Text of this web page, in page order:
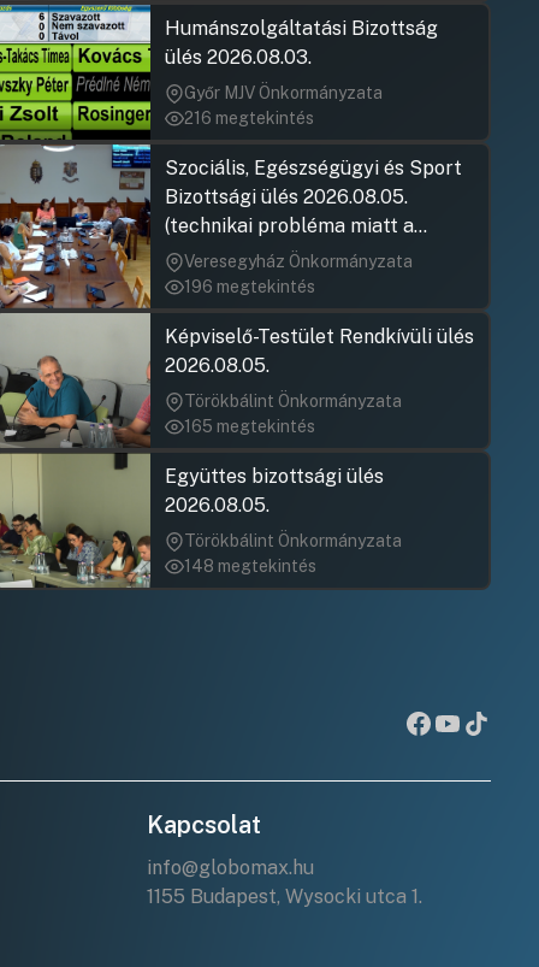
Humánszolgáltatási Bizottság
ülés 2026.08.03.
Győr MJV Önkormányzata
216 megtekintés
Szociális, Egészségügyi és Sport
Bizottsági ülés 2026.08.05.
(technikai probléma miatt a
jegyzőkönyv elfogadása nem
rögzült)
Veresegyház Önkormányzata
196 megtekintés
Képviselő-Testület Rendkívüli ülés
2026.08.05.
Törökbálint Önkormányzata
165 megtekintés
Együttes bizottsági ülés
2026.08.05.
Törökbálint Önkormányzata
148 megtekintés
Kapcsolat
info@globomax.hu
1155 Budapest, Wysocki utca 1.